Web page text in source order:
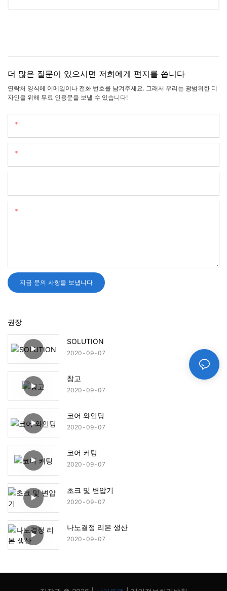
더 많은 질문이 있으시면 저희에게 편지를 씁니다
연락처 양식에 이메일이나 전화 번호를 남겨주세요. 그래서 우리는 광범위한 디
자인을 위해 무료 인용문을 보낼 수 있습니다!
지금 문의 사항을 보냅니다
권장
SOLUTION
2020 09 07
창고
2020 09 07
코어 와인딩
2020 09 07
코어 커팅
2020 09 07
초크 및 변압기
2020 09 07
나노결정 리본 생산
2020 09 07